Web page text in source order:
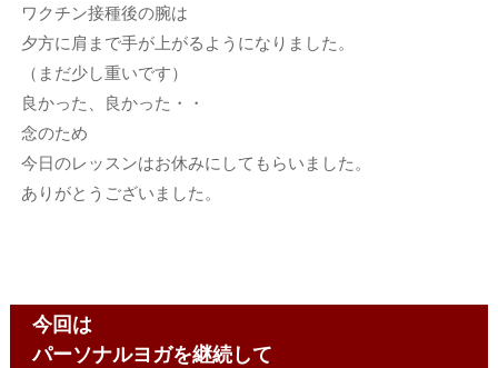
ワクチン接種後の腕は
夕方に肩まで手が上がるようになりました。
（まだ少し重いです）
良かった、良かった・・
念のため
今日のレッスンはお休みにしてもらいました。
ありがとうございました。
今回は
パーソナルヨガを継続して